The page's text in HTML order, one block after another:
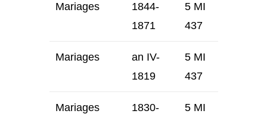
Mariages
1844-
1871
5 MI
437
Mariages
an IV-
1819
5 MI
437
Mariages
1830-
5 MI